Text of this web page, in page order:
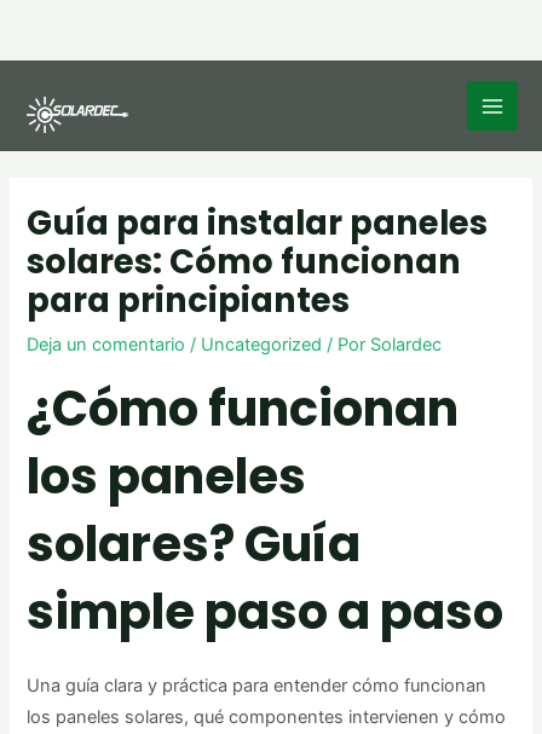
MAIN
MENU
Guía para instalar paneles
solares: Cómo funcionan
para principiantes
Deja un comentario / Uncategorized / Por Solardec
¿Cómo funcionan
los paneles
solares? Guía
simple paso a paso
Una guía clara y práctica para entender cómo funcionan
los paneles solares, qué componentes intervienen y cómo
entradas